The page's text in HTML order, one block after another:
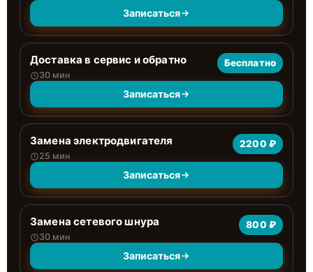
Записаться
Доставка в сервис и обратно
30 мин
Бесплатно
Записаться
Замена электродвигателя
25 мин
2200 ₽
Записаться
Замена сетевого шнура
30 мин
800 ₽
Записаться